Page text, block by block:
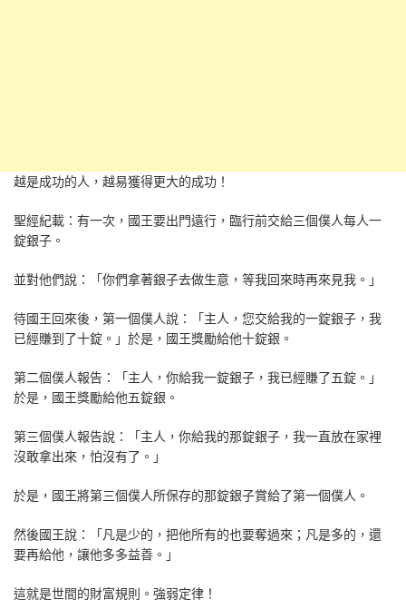
越是成功的人，越易獲得更大的成功！
聖經紀載：有一次，國王要出門遠行，臨行前交給三個僕人每人一
錠銀子。
並對他們說：「你們拿著銀子去做生意，等我回來時再來見我。」
待國王回來後，第一個僕人說：「主人，您交給我的一錠銀子，我
已經賺到了十錠。」於是，國王獎勵給他十錠銀。
第二個僕人報告：「主人，你給我一錠銀子，我已經賺了五錠。」
於是，國王獎勵給他五錠銀。
第三個僕人報告說：「主人，你給我的那錠銀子，我一直放在家裡
沒敢拿出來，怕沒有了。」
於是，國王將第三個僕人所保存的那錠銀子賞給了第一個僕人。
然後國王說：「凡是少的，把他所有的也要奪過來；凡是多的，還
要再給他，讓他多多益善。」
這就是世間的財富規則。強弱定律！